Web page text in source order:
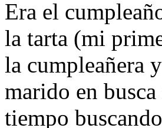
Era el
la tarta (mi
la cumpleañera
marido en
tiempo